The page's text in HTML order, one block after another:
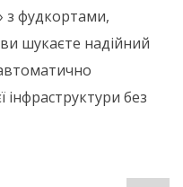
з фудкортами,
шукаєте надійний
інфраструктури без